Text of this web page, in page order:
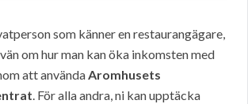
som känner en restaurangägare,
om hur man kan öka inkomsten med
att användaAromhusets
. För alla andra, ni kan upptäcka